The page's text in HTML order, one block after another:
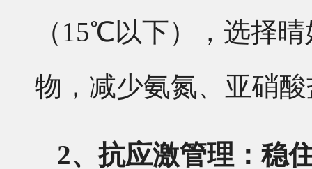
（15℃以下），选择
物，减少氨氮、亚硝
2、抗应激管理：稳